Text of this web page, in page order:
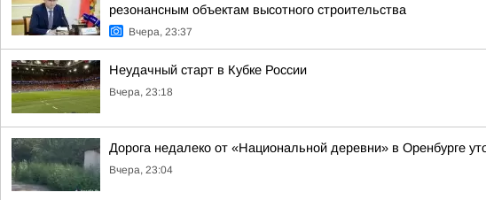
резонансным объектам высотного строительства
Вчера, 23:37
Неудачный старт в Кубке России
Вчера, 23:18
Дорога недалеко от «Национальной деревни» в Оренбурге
Вчера, 23:04